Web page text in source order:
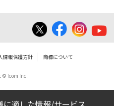
情報保護方針 商標について
© Icom Inc.